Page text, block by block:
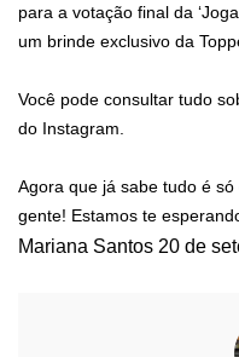
para a votação final da
um brinde exclusivo da
Você pode consultar tudo
do Instagram.
Agora que já sabe tudo é
gente! Estamos te
Mariana Santos 20 de